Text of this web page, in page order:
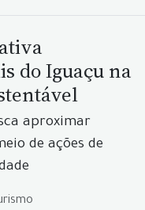
do Iguaçu na
aproximar
de ações de